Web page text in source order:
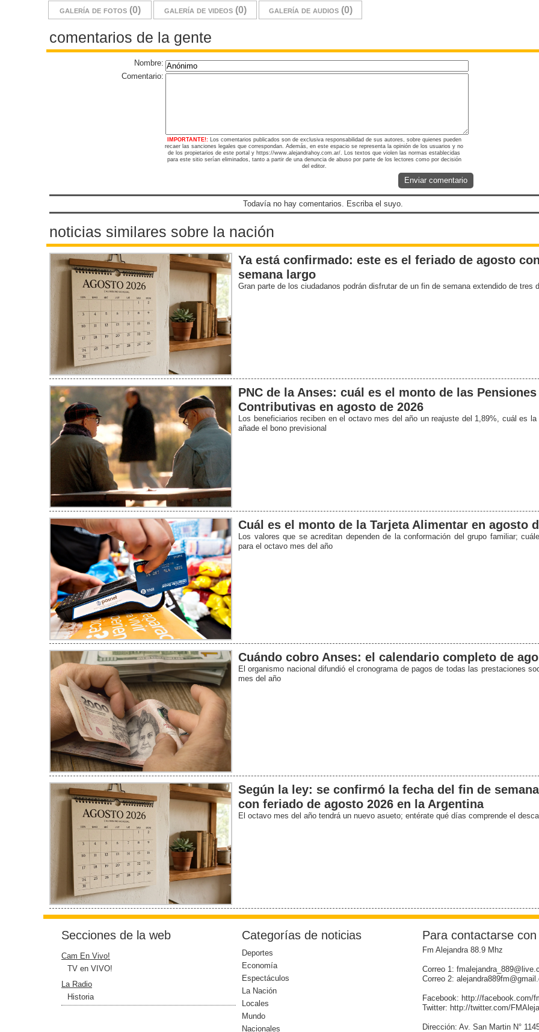
galería de fotos (0) galería de videos (0) galería de audios (0)
comentarios de la gente
Nombre:
Comentario:
IMPORTANTE!:
Los comentarios publicados son de exclusiva responsabilidad de sus autores, sobre quienes pueden
recaer las sanciones legales que correspondan. Además, en este espacio se representa la opinión de los usuarios y no
de los propietarios de este portal y https://www.alejandrahoy.com.ar/. Los textos que violen las normas establecidas
para este sitio serían eliminados, tanto a partir de una denuncia de abuso por parte de los lectores como por decisión
del editor.
Enviar comentario
Todavía no hay comentarios. Escriba el suyo.
noticias similares sobre la nación
Ya está confirmado: este es el feriado de agosto
semana largo
Gran parte de los ciudadanos podrán disfrutar de un fin de semana extendido de tres
PNC de la Anses: cuál es el monto de las
Contributivas en agosto de 2026
Los beneficiarios reciben en el octavo mes del año un reajuste del 1,89%, cuál es
añade el bono previsional
Cuál es el monto de la Tarjeta Alimentar en agosto
Los valores que se acreditan dependen de la conformación del grupo familiar;
para el octavo mes del año
Cuándo cobro Anses: el calendario completo de
El organismo nacional difundió el cronograma de pagos de todas las prestaciones
mes del año
Según la ley: se confirmó la fecha del fin de
con feriado de agosto 2026 en la Argentina
El octavo mes del año tendrá un nuevo asueto; entérate qué días comprende el
Secciones de la web
Cam En Vivo!
TV en VIVO!
La Radio
Historia
Categorías de noticias
Deportes
Economía
Espectáculos
La Nación
Locales
Mundo
Nacionales
Para contactarse
Fm Alejandra 88.9 Mhz
Correo 1:
Correo 2:
Facebook: http://facebook.com/
Twitter: http://twitter.com/
Dirección: Av. San Martin N°